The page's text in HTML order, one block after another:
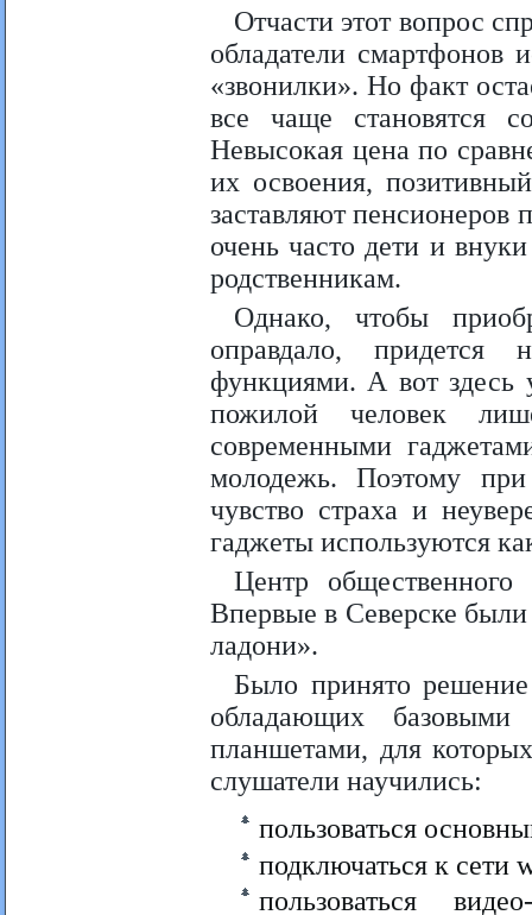
Отчасти этот вопрос
обладатели смартфонов
«звонилки». Но факт
все чаще становятся
Невысокая цена по
их освоения,
заставляют пенсионеров
очень часто дети и
родственникам.
Однако, чтобы
оправдало, придется
функциями. А вот здесь
пожилой человек
современными
молодежь. Поэтому
чувство страха и
гаджеты используются
Центр
Впервые в Северске
ладони».
Было принято
обладающих
планшетами, для
слушатели научились:
пользоваться
подключаться к сети
пользоваться